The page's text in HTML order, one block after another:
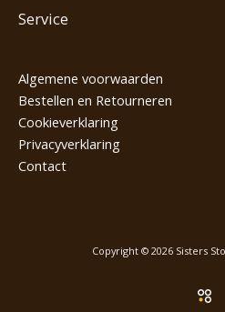
Service
Algemene voorwaarden
Bestellen en Retourneren
Cookieverklaring
Privacyverklaring
Contact
Copyright © 2026 Sisters